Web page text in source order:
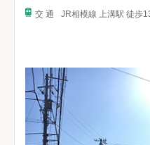
交 通 JR相模線 上溝駅 徒歩